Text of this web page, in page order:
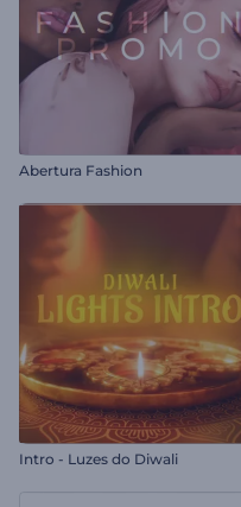
Abertura Fashion
Intro - Luzes do Diwali